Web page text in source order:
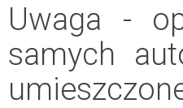
Uwaga -
samych